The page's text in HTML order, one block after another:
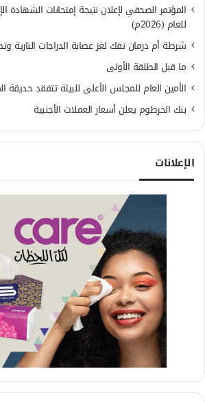
المؤتمر الصحفي لإعلان نتيجة إمتحانات الشهادة
للعام (2026م)
شرطة أم درمان تفك لغز عصابة الدراجات النارية وتطيح بـ10
ما قبل الطلقة الأولى
الأمين العام للمجلس الأعلى للبيئة تتفقد حديقة
بنك الخرطوم يعلن أسعار العملات الأجنبية
الإعلانات